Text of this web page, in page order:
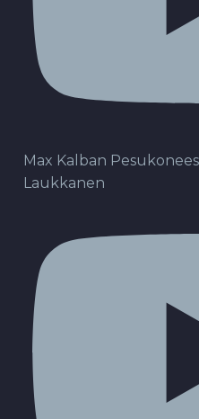
Max Kalban
Laukkanen